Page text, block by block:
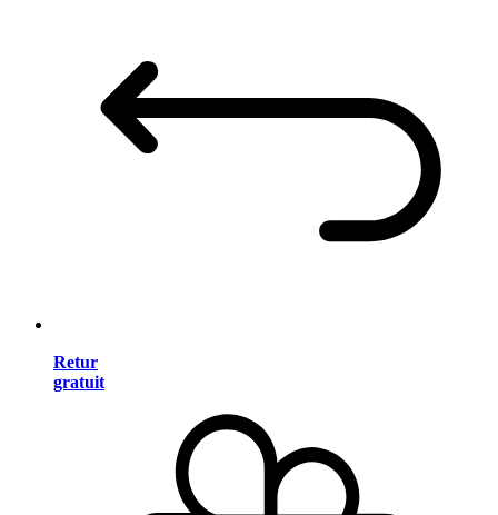
Retur
gratuit